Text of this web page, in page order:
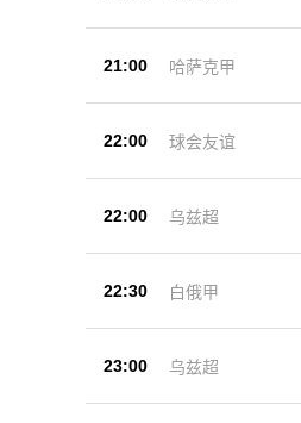
21:00 哈萨克甲
22:00 球会友谊
22:00 乌兹超
22:30 白俄甲
23:00 乌兹超